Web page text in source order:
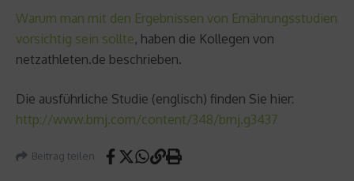
Warum man mit den Ergebnissen von Ernährungsstudien
vorsichtig sein sollte, haben die Kollegen von
netzathleten.de beschrieben.
Die ausführliche Studie (englisch) finden Sie hier:
http://www.bmj.com/content/348/bmj.g3437
Beitrag teilen